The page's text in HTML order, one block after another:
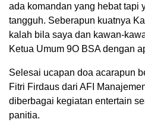
ada komandan yang hebat tapi
tangguh. Seberapun kuatnya
kalah bila saya dan kawan-
Ketua Umum 9O BSA dengan
Selesai ucapan doa acarapun
Fitri Firdaus dari AFI
diberbagai kegiatan entertain
panitia.